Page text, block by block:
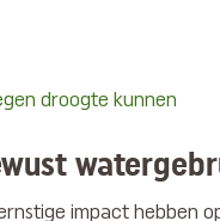
droogte kunnen
impact hebben